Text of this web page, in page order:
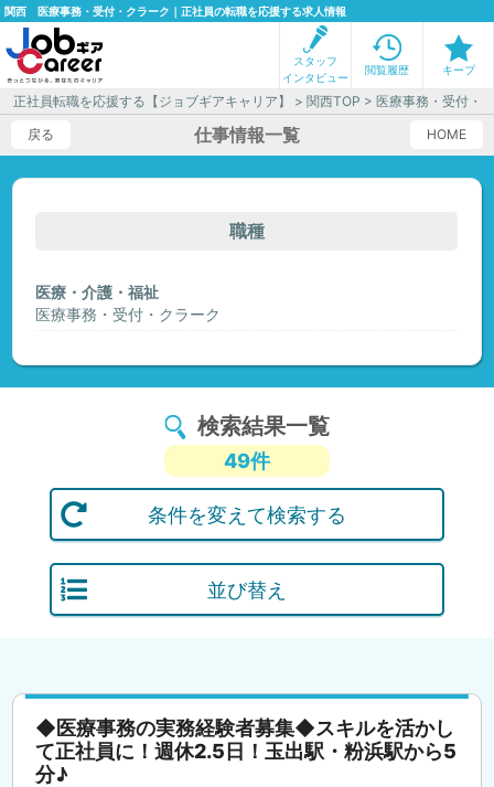
関西 医療事務・受付・クラーク｜正社員の転職を応援する求人情報
スタッフ
インタビュー
閲覧履歴 キープ
正社員転職を応援する【ジョブギアキャリア】 >関西TOP > 医療事務・受付・
戻る
HOME
仕事情報一覧
職種
医療・介護・福祉
医療事務・受付・クラーク
検索結果一覧
49件
条件を変えて検索する
並び替え
◆医療事務の実務経験者募集◆スキルを活かし
て正社員に！週休2.5日！玉出駅・粉浜駅から5
分♪